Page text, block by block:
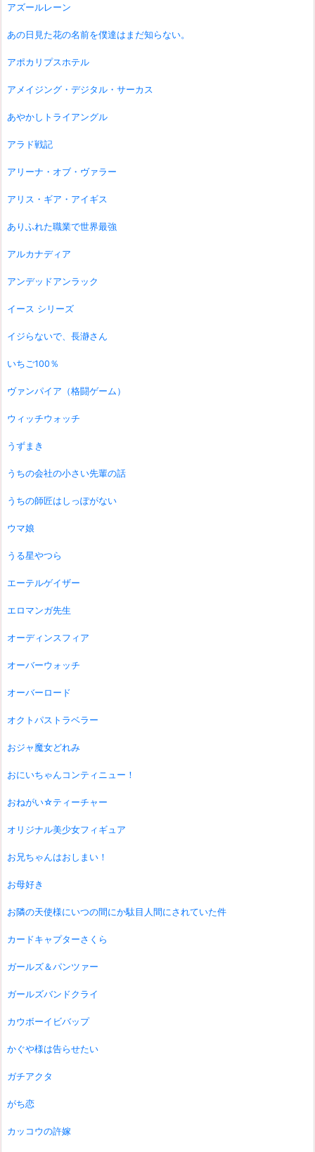
アズールレーン
あの日見た花の名前を僕達はまだ知らない。
アポカリプスホテル
アメイジング・デジタル・サーカス
あやかしトライアングル
アラド戦記
アリーナ・オブ・ヴァラー
アリス・ギア・アイギス
ありふれた職業で世界最強
アルカナディア
アンデッドアンラック
イース シリーズ
イジらないで、長瀞さん
いちご100％
ヴァンパイア（格闘ゲーム）
ウィッチウォッチ
うずまき
うちの会社の小さい先輩の話
うちの師匠はしっぽがない
ウマ娘
うる星やつら
エーテルゲイザー
エロマンガ先生
オーディンスフィア
オーバーウォッチ
オーバーロード
オクトパストラベラー
おジャ魔女どれみ
おにいちゃんコンティニュー！
おねがい☆ティーチャー
オリジナル美少女フィギュア
お兄ちゃんはおしまい！
お母好き
お隣の天使様にいつの間にか駄目人間にされていた件
カードキャプターさくら
ガールズ＆パンツァー
ガールズバンドクライ
カウボーイビバップ
かぐや様は告らせたい
ガチアクタ
がち恋
カッコウの許嫁